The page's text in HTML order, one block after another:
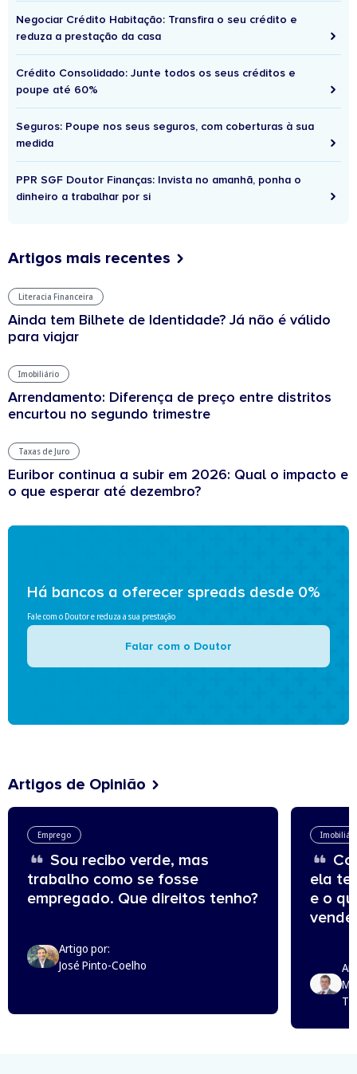
Negociar Crédito Habitação: Transfira o seu crédito e
reduza a prestação da casa
Crédito Consolidado: Junte todos os seus créditos e
poupe até 60%
Seguros: Poupe nos seus seguros, com coberturas à sua
medida
PPR SGF Doutor Finanças: Invista no amanhã, ponha o
dinheiro a trabalhar por si
Artigos mais recentes
Literacia Financeira
Ainda tem Bilhete de Identidade? Já não é válido
para viajar
Imobiliário
Arrendamento: Diferença de preço entre distritos
encurtou no segundo trimestre
Taxas de Juro
Euribor continua a subir em 2026: Qual o impacto e
o que esperar até dezembro?
Há bancos a oferecer spreads desde 0%
Fale com o Doutor e reduza a sua prestação
Falar com o Doutor
Artigos de Opinião
Emprego
Sou recibo verde, mas
trabalho como se fosse
empregado. Que direitos tenho?
Artigo por:
José Pinto-Coelho
ela
e o